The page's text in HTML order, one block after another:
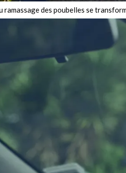
ramassage des poubelles se